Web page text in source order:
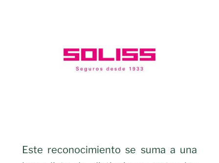
Este reconocimiento se suma a una